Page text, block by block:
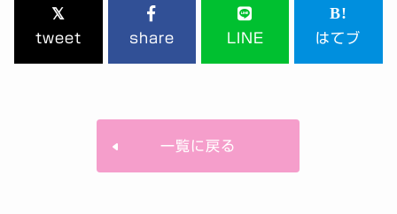
tweet share LINE はてブ
一覧に戻る